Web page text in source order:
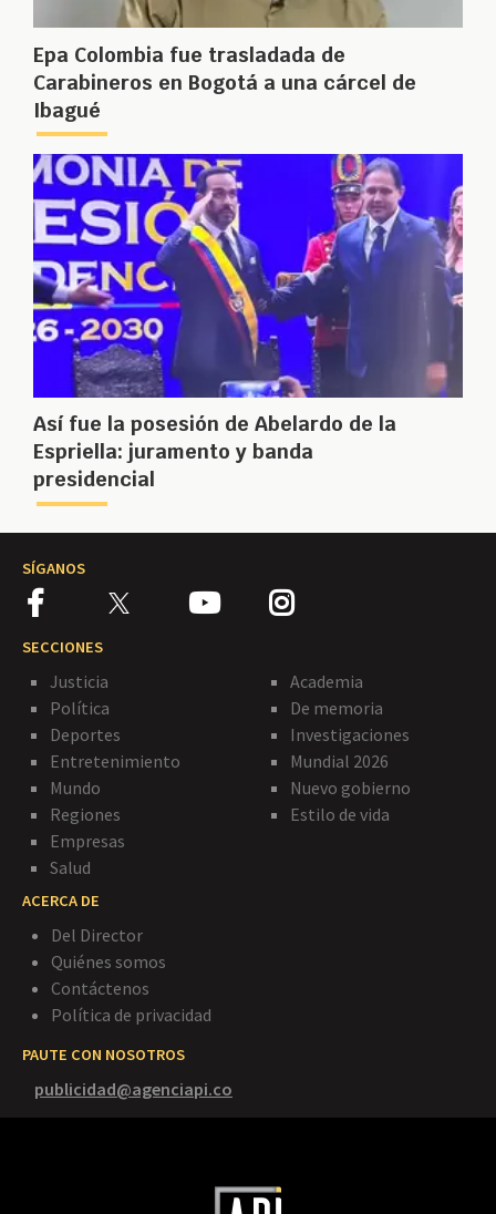
Epa Colombia fue trasladada de
Carabineros en Bogotá a una cárcel de
Ibagué
Así fue la posesión de Abelardo de la
Espriella: juramento y banda
presidencial
SÍGANOS
SECCIONES
Justicia
Política
Deportes
Entretenimiento
Mundo
Regiones
Empresas
Salud
Academia
De memoria
Investigaciones
Mundial 2026
Nuevo gobierno
Estilo de vida
ACERCA DE
Del Director
Quiénes somos
Contáctenos
Política de privacidad
PAUTE CON NOSOTROS
publicidad@agenciapi.co